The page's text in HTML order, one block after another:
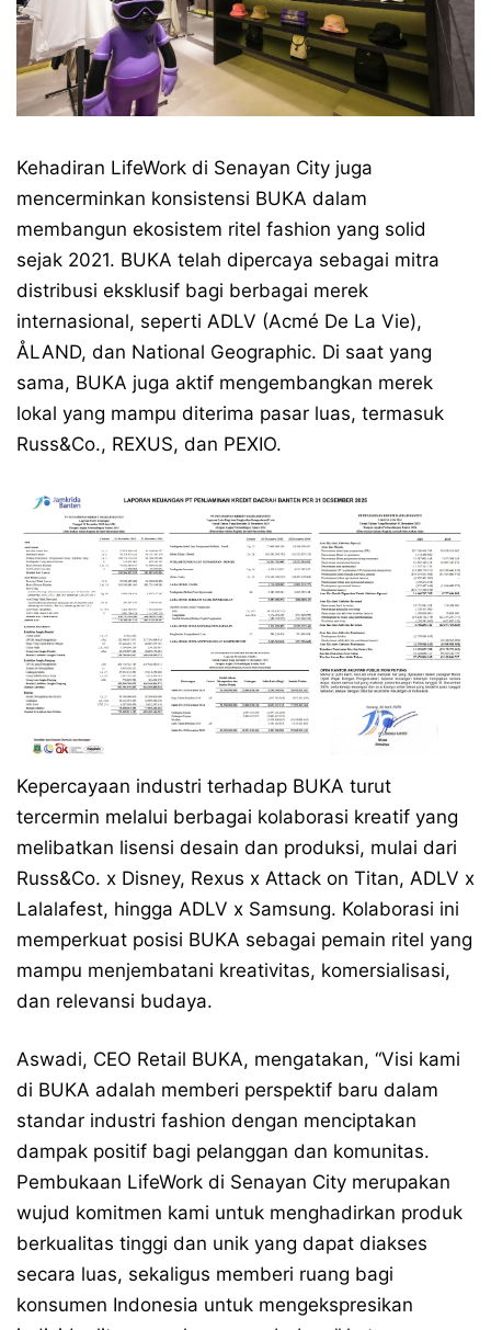
Kehadiran LifeWork di Senayan City juga
mencerminkan konsistensi BUKA dalam
membangun ekosistem ritel fashion yang solid
sejak 2021. BUKA telah dipercaya sebagai mitra
distribusi eksklusif bagi berbagai merek
internasional, seperti ADLV (Acmé De La Vie),
ÅLAND, dan National Geographic. Di saat yang
sama, BUKA juga aktif mengembangkan merek
lokal yang mampu diterima pasar luas, termasuk
Russ&Co., REXUS, dan PEXIO.
Kepercayaan industri terhadap BUKA turut
tercermin melalui berbagai kolaborasi kreatif yang
melibatkan lisensi desain dan produksi, mulai dari
Russ&Co. x Disney, Rexus x Attack on Titan, ADLV x
Lalalafest, hingga ADLV x Samsung. Kolaborasi ini
memperkuat posisi BUKA sebagai pemain ritel yang
mampu menjembatani kreativitas, komersialisasi,
dan relevansi budaya.
Aswadi, CEO Retail BUKA, mengatakan, “Visi kami
di BUKA adalah memberi perspektif baru dalam
standar industri fashion dengan menciptakan
dampak positif bagi pelanggan dan komunitas.
Pembukaan LifeWork di Senayan City merupakan
wujud komitmen kami untuk menghadirkan produk
berkualitas tinggi dan unik yang dapat diakses
secara luas, sekaligus memberi ruang bagi
konsumen Indonesia untuk mengekspresikan